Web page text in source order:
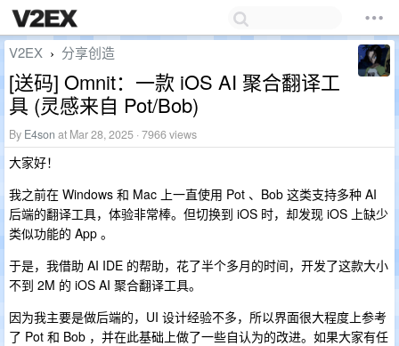
V2EX › 分享创造
[送码] Omnit：一款 iOS AI 聚合翻译工
具 (灵感来自 Pot/Bob)
By E4son at Mar 28, 2025 · 7966 views
大家好！
我之前在 Windows 和 Mac 上一直使用 Pot 、Bob 这类支持多种 AI
后端的翻译工具，体验非常棒。但切换到 iOS 时，却发现 iOS 上缺少
类似功能的 App 。
于是，我借助 AI IDE 的帮助，花了半个多月的时间，开发了这款大小
不到 2M 的 iOS AI 聚合翻译工具。
因为我主要是做后端的，UI 设计经验不多，所以界面很大程度上参考
了 Pot 和 Bob ，并在此基础上做了一些自认为的改进。如果大家有任